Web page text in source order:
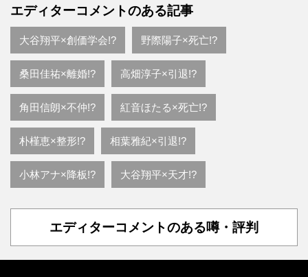
エディターコメントのある記事
大谷翔平×創価学会!? 野際陽子×死亡!?
桑田佳祐×離婚!? 高畑淳子×引退!?
角田信朗×不仲!? 紅音ほたる×死亡!?
朴槿恵×整形!? 相葉雅紀×引退!?
小林アナ×降板!? 大谷翔平×天才!?
エディターコメントのある噂・評判